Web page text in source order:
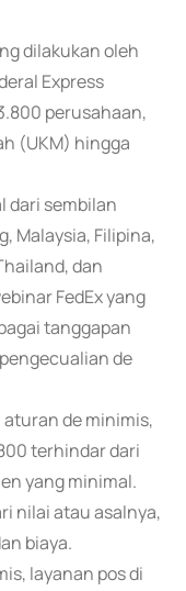
dilakukan oleh
Express
perusahaan,
(UKM) hingga
dari sembilan
Malaysia, Filipina,
dan
FedEx yang
tanggapan
de
aturan de minimis,
terhindar dari
yang minimal.
nilai atau asalnya,
biaya.
layanan pos di